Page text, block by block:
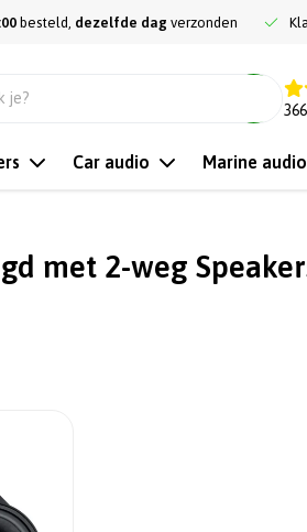
besteld, dezelfde dag verzonden
Car audio Marine audio
met 2-weg